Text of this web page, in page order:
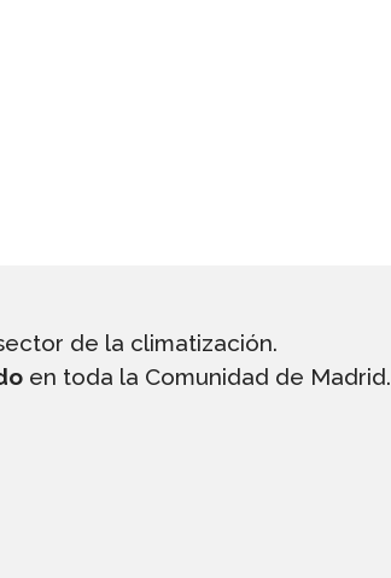
de la climatización.
en toda la Comunidad de Madrid.